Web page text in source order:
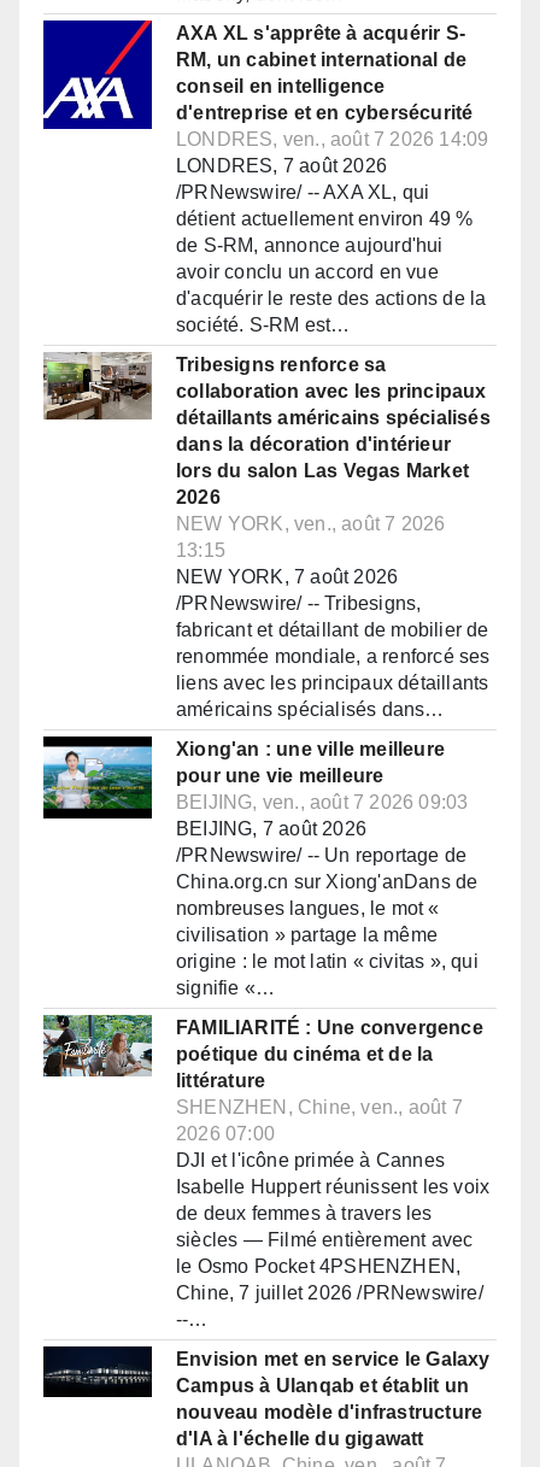
AXA XL s'apprête à acquérir S-
RM, un cabinet international de
conseil en intelligence
d'entreprise et en cybersécurité
LONDRES, ven., août 7 2026 14:09
LONDRES, 7 août 2026
/PRNewswire/ -- AXA XL, qui
détient actuellement environ 49 %
de S-RM, annonce aujourd'hui
avoir conclu un accord en vue
d'acquérir le reste des actions de la
société. S-RM est…
Tribesigns renforce sa
collaboration avec les principaux
détaillants américains spécialisés
dans la décoration d'intérieur
lors du salon Las Vegas Market
2026
NEW YORK, ven., août 7 2026
13:15
NEW YORK, 7 août 2026
/PRNewswire/ -- Tribesigns,
fabricant et détaillant de mobilier de
renommée mondiale, a renforcé ses
liens avec les principaux détaillants
américains spécialisés dans…
Xiong'an : une ville meilleure
pour une vie meilleure
BEIJING, ven., août 7 2026 09:03
BEIJING, 7 août 2026
/PRNewswire/ -- Un reportage de
China.org.cn sur Xiong'anDans de
nombreuses langues, le mot «
civilisation » partage la même
origine : le mot latin « civitas », qui
signifie «…
FAMILIARITÉ : Une convergence
poétique du cinéma et de la
littérature
SHENZHEN, Chine, ven., août 7
2026 07:00
DJI et l'icône primée à Cannes
Isabelle Huppert réunissent les voix
de deux femmes à travers les
siècles — Filmé entièrement avec
le Osmo Pocket 4PSHENZHEN,
Chine, 7 juillet 2026 /PRNewswire/
--…
Envision met en service le Galaxy
Campus à Ulanqab et établit un
nouveau modèle d'infrastructure
d'IA à l'échelle du gigawatt